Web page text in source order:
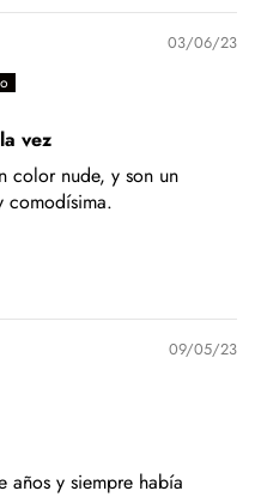
húmedo y
de piel. Guarda en
la suela. En caso de
caja o funda de tela,
día.
03/06/23
vez
color nude, y son un
comodísima.
09/05/23
años y siempre había